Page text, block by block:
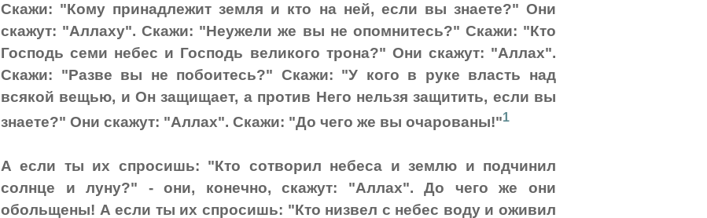
Скажи: "Кому принадлежит земля и кто на ней, если вы знаете?" Они
скажут: "Аллаху". Скажи: "Неужели же вы не опомнитесь?" Скажи: "Кто
Господь семи небес и Господь великого трона?" Они скажут: "Аллах".
Скажи: "Разве вы не побоитесь?" Скажи: "У кого в руке власть над
всякой вещью, и Он защищает, а против Него нельзя защитить, если вы
знаете?" Они скажут: "Аллах". Скажи: "До чего же вы очарованы!"1
А если ты их спросишь: "Кто сотворил небеса и землю и подчинил
солнце и луну?" - они, конечно, скажут: "Аллах". До чего же они
обольщены! А если ты их спросишь: "Кто низвел с небес воду и оживил